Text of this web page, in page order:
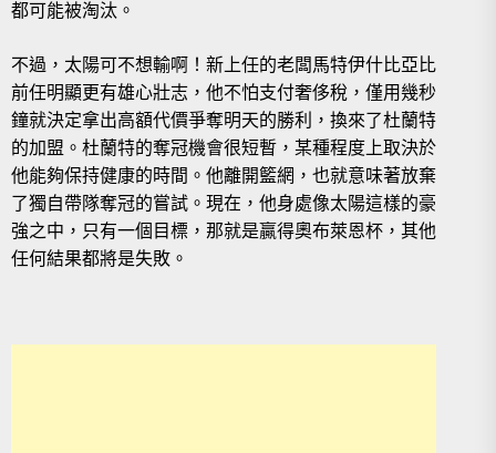
都可能被淘汰。
不過，太陽可不想輸啊！新上任的老闆馬特伊什比亞比
前任明顯更有雄心壯志，他不怕支付奢侈稅，僅用幾秒
鐘就決定拿出高額代價爭奪明天的勝利，換來了杜蘭特
的加盟。杜蘭特的奪冠機會很短暫，某種程度上取決於
他能夠保持健康的時間。他離開籃網，也就意味著放棄
了獨自帶隊奪冠的嘗試。現在，他身處像太陽這樣的豪
強之中，只有一個目標，那就是贏得奧布萊恩杯，其他
任何結果都將是失敗。